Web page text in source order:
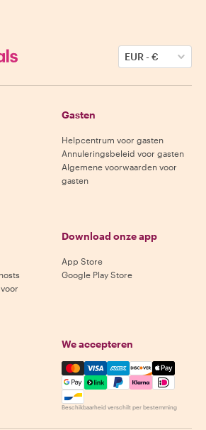
EUR-€
Gasten
Helpcentrum voor gasten
Annuleringsbeleid voor gasten
Algemene voorwaarden voor
gasten
Download onze app
App Store
Google Play Store
We accepteren
Mastercard, Visa, Amex,
Beschikbaarheid verschilt per bestemming